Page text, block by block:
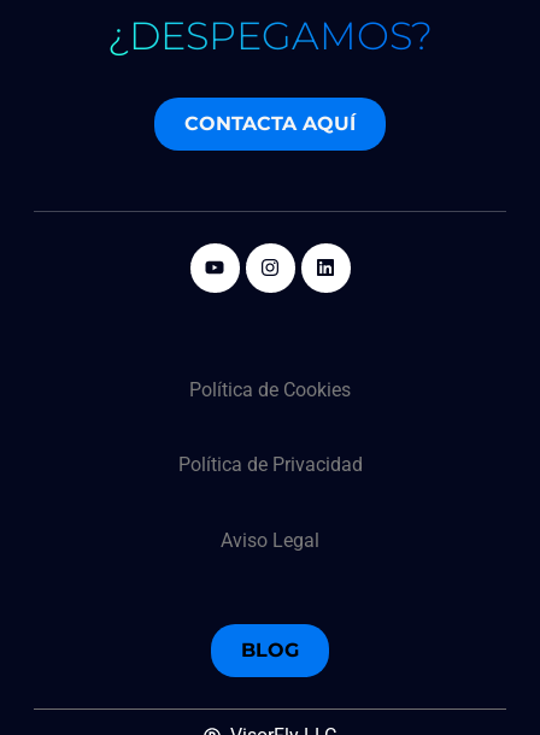
¿DESPEGAMOS?
CONTACTA AQUÍ
Política de Cookies
Política de Privacidad
Aviso Legal
BLOG